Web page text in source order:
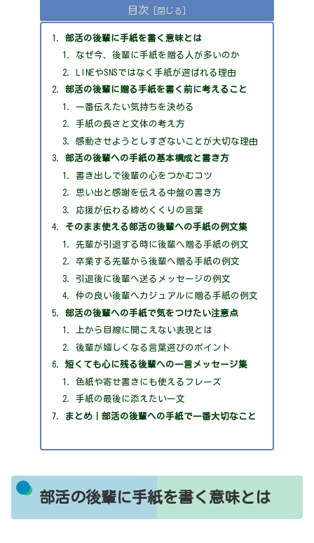
目次
部活の後輩に手紙を書く意味とは
なぜ今、後輩に手紙を贈る人が多いのか
LINEやSNSではなく手紙が選ばれる理由
部活の後輩に贈る手紙を書く前に考えること
一番伝えたい気持ちを決める
手紙の長さと文体の考え方
感動させようとしすぎないことが大切な理由
部活の後輩への手紙の基本構成と書き方
書き出しで後輩の心をつかむコツ
思い出と感謝を伝える中盤の書き方
応援が伝わる締めくくりの言葉
そのまま使える部活の後輩への手紙の例文集
先輩が引退する時に後輩へ贈る手紙の例文
卒業する先輩から後輩へ贈る手紙の例文
引退後に後輩へ送るメッセージの例文
仲の良い後輩へカジュアルに贈る手紙の例文
部活の後輩への手紙で気をつけたい注意点
上から目線に聞こえない表現とは
後輩が嬉しくなる言葉選びのポイント
短くても心に残る後輩への一言メッセージ集
色紙や寄せ書きにも使えるフレーズ
手紙の最後に添えたい一文
まとめ｜部活の後輩への手紙で一番大切なこと
部活の後輩に手紙を書く意味とは